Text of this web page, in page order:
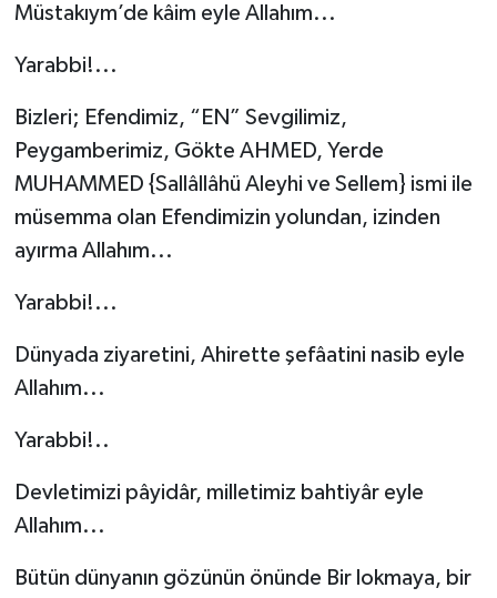
Müstakıym’de kâim eyle Allahım...
Yarabbi!...
Bizleri; Efendimiz, “EN” Sevgilimiz,
Peygamberimiz, Gökte AHMED, Yerde
MUHAMMED {Sallâllâhü Aleyhi ve Sellem} ismi ile
müsemma olan Efendimizin yolundan, izinden
ayırma Allahım...
Yarabbi!...
Dünyada ziyaretini, Ahirette şefâatini nasib eyle
Allahım...
Yarabbi!..
Devletimizi pâyidâr, milletimiz bahtiyâr eyle
Allahım...
Bütün dünyanın gözünün önünde Bir lokmaya, bir